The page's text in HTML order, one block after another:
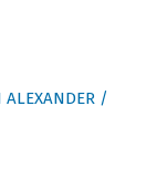
ALEXANDER /